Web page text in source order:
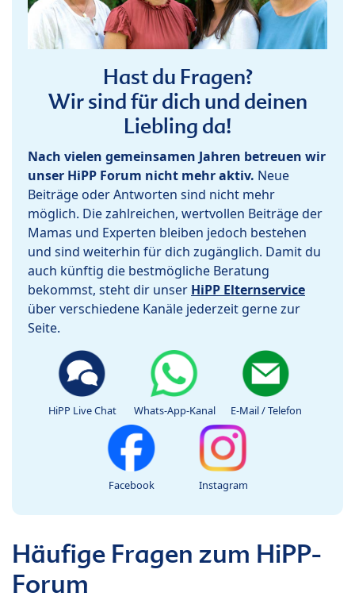
Hast du Fragen?
Wir sind für dich und deinen
Liebling da!
Nach vielen gemeinsamen Jahren betreuen wir
unser HiPP Forum nicht mehr aktiv. Neue
Beiträge oder Antworten sind nicht mehr
möglich. Die zahlreichen, wertvollen Beiträge der
Mamas und Experten bleiben jedoch bestehen
und sind weiterhin für dich zugänglich. Damit du
auch künftig die bestmögliche Beratung
bekommst, steht dir unser HiPP Elternservice
über verschiedene Kanäle jederzeit gerne zur
Seite.
HiPP Live Chat Whats-App-Kanal E-Mail / Telefon
Facebook Instagram
Häufige Fragen zum HiPP-
Forum